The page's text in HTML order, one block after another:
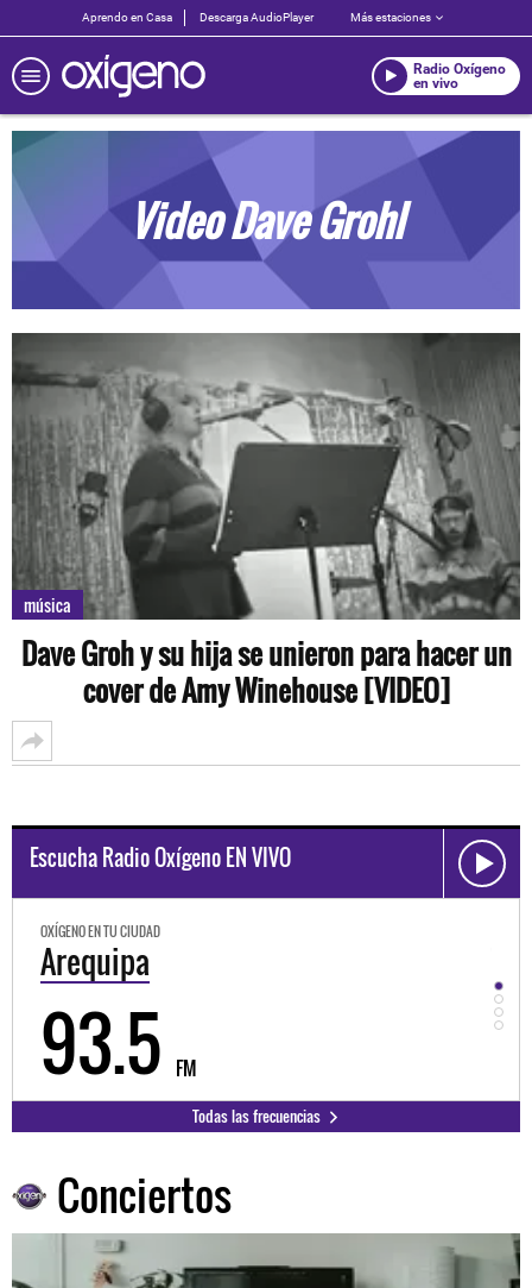
Aprendo en Casa Descarga AudioPlayer Más estaciones
Radio Oxígeno
en vivo
Video Dave Grohl
música
Dave Groh y su hija se unieron para hacer un
cover de Amy Winehouse [VIDEO]
Escucha Radio Oxígeno EN VIVO
OXÍGENO EN TU CIUDAD
Trujillo
98.3
Todas las frecuencias
Conciertos